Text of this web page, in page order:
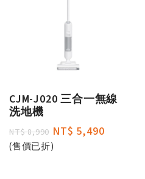
CJM-J020 三合一無線
洗地機
NT$ 8,990 NT$ 5,490
(售價已折)